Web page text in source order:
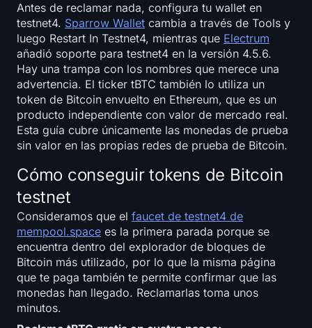
Rastreador de cartera de criptomonedas
Calculadora de staking de criptomonedas
Acerca de
Idioma
Antes de reclamar nada, configura tu wallet en
testnet4. Sparrow Wallet cambia a través de Tools y
luego Restart In Testnet4, mientras que Electrum
añadió soporte para testnet4 en la versión 4.5.6.
Hay una trampa con los nombres que merece una
advertencia. El ticker tBTC también lo utiliza un
token de Bitcoin envuelto en Ethereum, que es un
producto independiente con valor de mercado real.
Esta guía cubre únicamente las monedas de prueba
sin valor en las propias redes de prueba de Bitcoin.
Cómo conseguir tokens de Bitcoin
testnet
Consideramos que el faucet de testnet4 de
mempool.space es la primera parada porque se
encuentra dentro del explorador de bloques de
Bitcoin más utilizado, por lo que la misma página
que te paga también te permite confirmar que las
monedas han llegado. Reclamarlas toma unos
minutos.